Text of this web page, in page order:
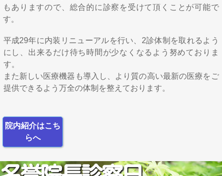
もありますので、総合的に診察を受けて頂くことが可能で
す。
平成29年に内装リニューアルを行い、 2診体制を取れるよう
にし、出来るだけ待ち時間が少なくなるよう努めておりま
す。
また新しい医療機器も導入し、より質の高い最新の医療をご
提供できるよう万全の体制を整えております。
院内紹介はこち
らへ